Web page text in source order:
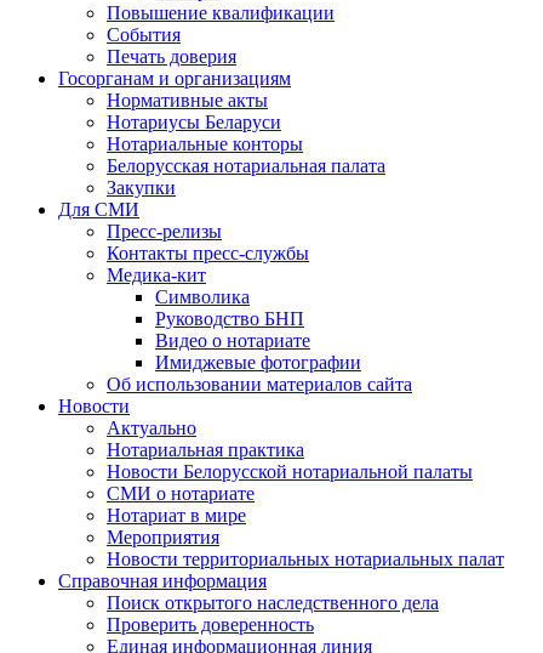
Повышение квалификации
События
Печать доверия
Госорганам и организациям
Нормативные акты
Нотариусы Беларуси
Нотариальные конторы
Белорусская нотариальная палата
Закупки
Для СМИ
Пресс-релизы
Контакты пресс-службы
Медика-кит
Символика
Руководство БНП
Видео о нотариате
Имиджевые фотографии
Об использовании материалов сайта
Новости
Актуально
Нотариальная практика
Новости Белорусской нотариальной палаты
СМИ о нотариате
Нотариат в мире
Мероприятия
Новости территориальных нотариальных палат
Справочная информация
Поиск открытого наследственного дела
Проверить доверенность
Единая информационная линия